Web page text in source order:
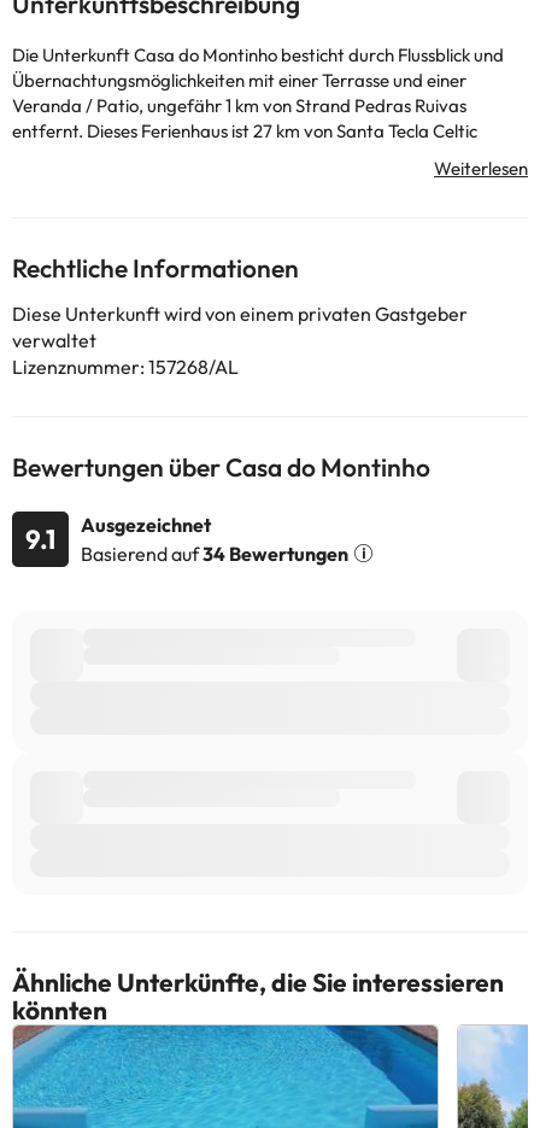
Die Unterkunft Casa do Montinho besticht durch Flussblick und
Übernachtungsmöglichkeiten mit einer Terrasse und einer
Veranda / Patio, ungefähr 1 km von Strand Pedras Ruivas
entfernt. Dieses Ferienhaus ist 27 km von Santa Tecla Celtic
Village und 34 km von Heiligtum Santuário de Santa Luzia
Badezimmer mit einer Dusche und kostenlosen Pflegeprodukten.
In diesem Ferienhaus werden Handtücher und Bettwäsche
angeboten. Werften von Viana do Castelo liegt 27 km von der
Unterkunft Casa do Montinho entfernt, während Golfe de Ponte
de Lima 45 km von der Unterkunft entfernt ist.
Die entsprechenden Preise könnt ihr direkt bei der Unterkunft
erfragen. Alle Informationen auf dieser Seite können von der
Unterkunft geändert werden. Wenn ihr Fragen habt, kontaktiert
Rechtliche Informationen
Diese Unterkunft wird von einem privaten Gastgeber
verwaltet
Lizenznummer: 157268/AL
Bewertungen über Casa do Montinho
9.1
Ausgezeichnet
Basierend auf34 Bewertungen
Ähnliche Unterkünfte, die Sie interessieren
könnten